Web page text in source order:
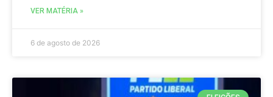
VER MATÉRIA »
6 de agosto de 2026